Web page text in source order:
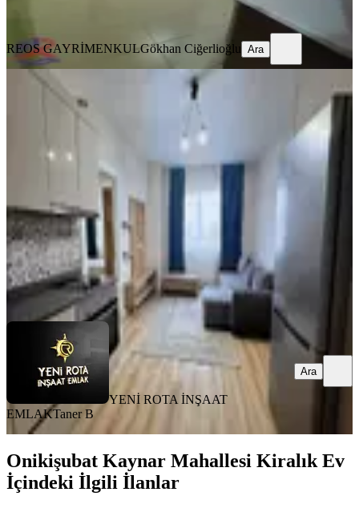
REOS GAYRİMENKULGökhan Ciğerlioğlu Ara
MANZARALI
Bornova Konutları-full-lüks Eşyalı-
Onikişubat, Üngüt Mahallesi
2+0
·4. Kat 01.08.2026
23.000 ₺
YENİ ROTA İNŞAAT EMLAKTaner B
Ara
YENİ ROTA İNŞAAT
EMLAKTaner B
Ara
Onikişubat Kaynar Mahallesi Kiralık Ev
İçindeki İlgili İlanlar